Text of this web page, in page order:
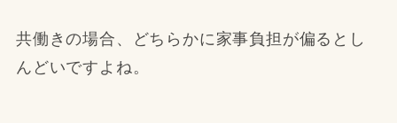
共働きの場合、どちらかに家事負担が偏るとし
んどいですよね。